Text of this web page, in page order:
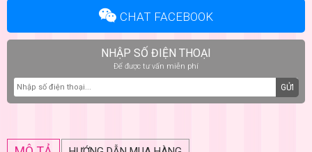
CHAT FACEBOOK
NHẬP SỐ ĐIỆN THOẠI
Để được tư vấn miễn phí
GỬI